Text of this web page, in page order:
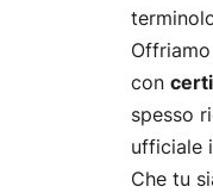
con
spesso
ufficiale
Che tu